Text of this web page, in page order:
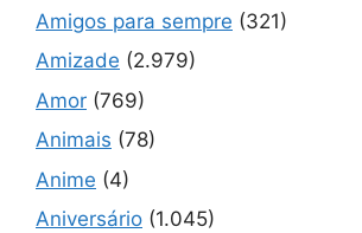
Amigos para sempre (321)
Amizade (2.979)
Amor (769)
Animais (78)
Anime (4)
Aniversário (1.045)